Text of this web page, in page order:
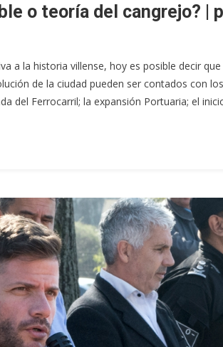
o teoría del cangrejo? |
a la historia villense, hoy es posible decir
de la ciudad pueden ser contados con
del Ferrocarril; la expansión Portuaria; el